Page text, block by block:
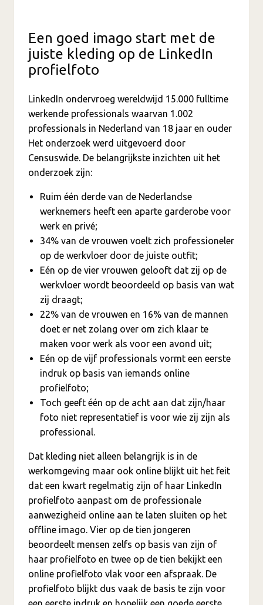
Een goed imago start met de
juiste kleding op de LinkedIn
profielfoto
LinkedIn ondervroeg wereldwijd 15.000 fulltime
werkende professionals waarvan 1.002
professionals in Nederland van 18 jaar en ouder
Het onderzoek werd uitgevoerd door
Censuswide. De belangrijkste inzichten uit het
onderzoek zijn:
Ruim één derde van de Nederlandse
werknemers heeft een aparte garderobe voor
werk en privé;
34% van de vrouwen voelt zich professioneler
op de werkvloer door de juiste outfit;
Eén op de vier vrouwen gelooft dat zij op de
werkvloer wordt beoordeeld op basis van wat
zij draagt;
22% van de vrouwen en 16% van de mannen
doet er net zolang over om zich klaar te
maken voor werk als voor een avond uit;
Eén op de vijf professionals vormt een eerste
indruk op basis van iemands online
profielfoto;
Toch geeft één op de acht aan dat zijn/haar
foto niet representatief is voor wie zij zijn als
professional.
Dat kleding niet alleen belangrijk is in de
werkomgeving maar ook online blijkt uit het feit
dat een kwart regelmatig zijn of haar LinkedIn
profielfoto aanpast om de professionale
aanwezigheid online aan te laten sluiten op het
offline imago. Vier op de tien jongeren
beoordeelt mensen zelfs op basis van zijn of
haar profielfoto en twee op de tien bekijkt een
online profielfoto vlak voor een afspraak. De
profielfoto blijkt dus vaak de basis te zijn voor